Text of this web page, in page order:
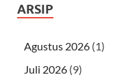
ARSIP
Agustus 2026 (1)
Juli 2026 (9)